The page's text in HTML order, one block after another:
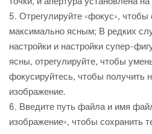
5. Отрегулируйте «фокус»,
максимально ясным; В редких
настройки и настройки супер-
ясны, отрегулируйте, чтобы
фокусируйтесь, чтобы получить
изображение.
6. Введите путь файла и имя
изображение», чтобы сохранить